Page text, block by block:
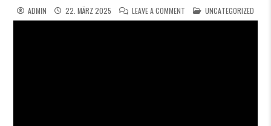
ADMIN 22. MÄRZ 2025 LEAVE A COMMENT ON STREITEN IN SACHSEN
POSTED IN
UNCATEGORIZED